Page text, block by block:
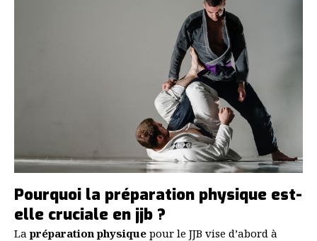
Pourquoi la préparation physique est-
elle cruciale en jjb ?
Lapréparation physique pour le JJB vise d’abord à